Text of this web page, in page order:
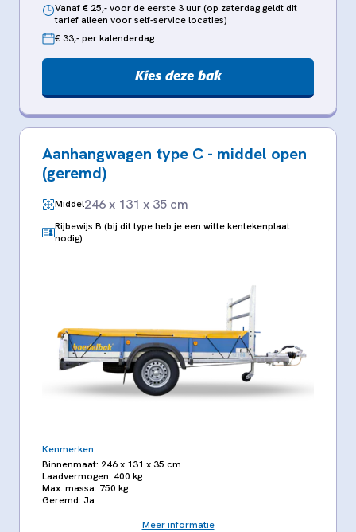
Vanaf € 25,- voor de eerste 3 uur (op zaterdag geldt dit
tarief alleen voor self-service locaties)
€ 33,- per kalenderdag
Kies deze bak
Aanhangwagen type C - middel open
(geremd)
Middel246 x 131 x 35 cm
Rijbewijs B (bij dit type heb je een witte kentekenplaat
nodig)
Kenmerken
Binnenmaat: 246 x 131 x 35 cm
Laadvermogen: 400 kg
Max. massa: 750 kg
Geremd: Ja
Meer informatie